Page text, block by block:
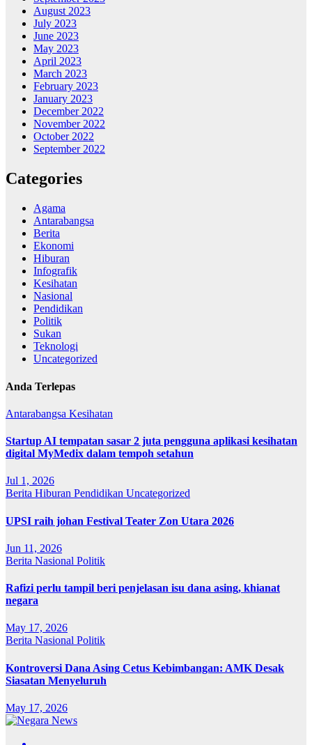
August 2023
July 2023
June 2023
May 2023
April 2023
March 2023
February 2023
January 2023
December 2022
November 2022
October 2022
September 2022
Categories
Agama
Antarabangsa
Berita
Ekonomi
Hiburan
Infografik
Kesihatan
Nasional
Pendidikan
Politik
Sukan
Teknologi
Uncategorized
Anda Terlepas
Antarabangsa Kesihatan
Startup AI tempatan sasar 2 juta pengguna aplikasi kesihatan
digital MyMedix dalam tempoh setahun
Jul 1, 2026
Berita Hiburan Pendidikan Uncategorized
UPSI raih johan Festival Teater Zon Utara 2026
Jun 11, 2026
Berita Nasional Politik
Rafizi perlu tampil beri penjelasan isu dana asing, khianat
negara
May 17, 2026
Berita Nasional Politik
Kontroversi Dana Asing Cetus Kebimbangan: AMK Desak
Siasatan Menyeluruh
May 17, 2026